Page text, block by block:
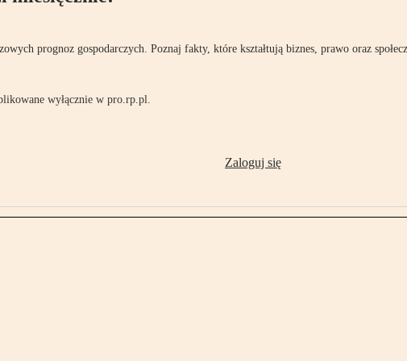
prognoz gospodarczych. Poznaj fakty, które kształtują biznes, prawo oraz
wyłącznie w pro.rp.pl.
Zaloguj się